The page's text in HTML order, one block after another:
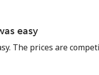
easy
The prices are